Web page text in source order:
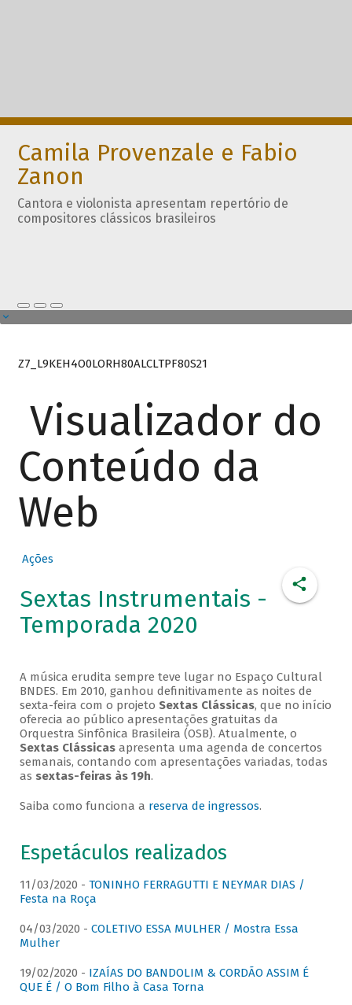
Camila Provenzale e Fabio
Zanon
Cantora e violonista apresentam repertório de
compositores clássicos brasileiros
Z7_L9KEH4O0LORH80ALCLTPF80S21
Visualizador do
Conteúdo da
Web
Ações
Sextas Instrumentais -
Temporada 2020
A música erudita sempre teve lugar no Espaço Cultural
BNDES. Em 2010, ganhou definitivamente as noites de
sexta-feira com o projeto Sextas Clássicas, que no início
oferecia ao público apresentações gratuitas da
Orquestra Sinfônica Brasileira (OSB). Atualmente, o
Sextas Clássicasapresenta uma agenda de concertos
semanais, contando com apresentações variadas, todas
as sextas-feiras às 19h.
Saiba como funciona a reserva de ingressos.
Espetáculos realizados
11/03/2020 - TONINHO FERRAGUTTI E NEYMAR DIAS /
Festa na Roça
04/03/2020 - COLETIVO ESSA MULHER / Mostra Essa
Mulher
19/02/2020 - IZAÍAS DO BANDOLIM & CORDÃO ASSIM É
QUE É / O Bom Filho à Casa Torna